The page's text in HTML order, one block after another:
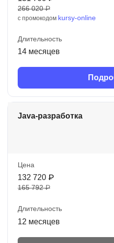
266 020 ₽
с промокодом kursy-online
Длительность
14 месяцев
Java-разработка
Цена
132 720 ₽
165 792 ₽
Длительность
12 месяцев